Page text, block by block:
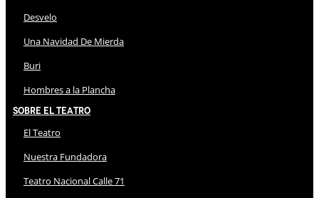
Desvelo
Una Navidad De Mierda
Buri
Hombres a la Plancha
Sobre El Teatro
El Teatro
Nuestra Fundadora
Teatro Nacional Calle 71